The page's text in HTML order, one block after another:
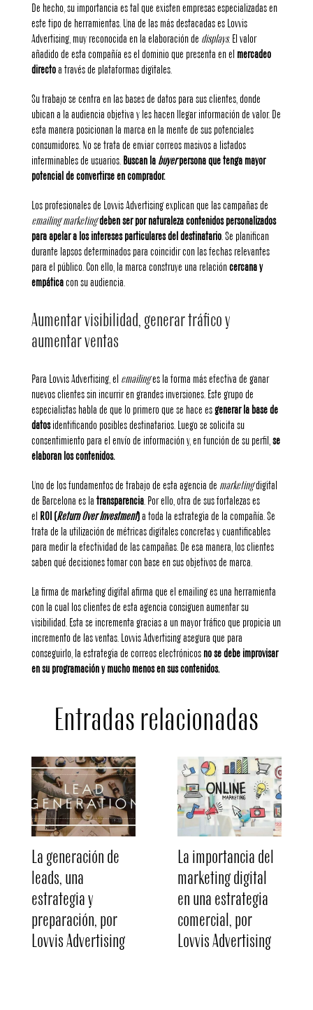
De hecho, su importancia es tal que existen empresas especializadas en
este tipo de herramientas. Una de las más destacadas es Lovvis
Advertising, muy reconocida en la elaboración de displays. El valor
añadido de esta compañía es el dominio que presenta en el mercadeo
directoa través de plataformas digitales.
Su trabajo se centra en las bases de datos para sus clientes, donde
ubican a la audiencia objetiva y les hacen llegar información de valor. De
esta manera posicionan la marca en la mente de sus potenciales
consumidores. No se trata de enviar correos masivos a listados
interminables de usuarios. Buscan la buyerpersona que tenga mayor
potencial de convertirse en comprador.
Los profesionales de Lovvis Advertising explican que las campañas de
emailing marketingdeben ser por naturaleza contenidos personalizados
para apelar a los intereses particulares del destinatario. Se planifican
durante lapsos determinados para coincidir con las fechas relevantes
para el público. Con ello, la marca construye una relacióncercana y
empáticacon su audiencia.
Aumentar visibilidad, generar tráfico y
aumentar ventas
Para Lovvis Advertising, el emailinges la forma más efectiva de ganar
nuevos clientes sin incurrir en grandes inversiones. Este grupo de
especialistas habla de que lo primero que se hace esgenerar la base de
datosidentificando posibles destinatarios. Luego se solicita su
consentimiento para el envío de información y, en función de su perfil,se
elaboran los contenidos.
Uno de los fundamentos de trabajo de esta agencia de marketingdigital
de Barcelona es la transparencia. Por ello, otra de sus fortalezas es
el ROI (Return Over Investment)a toda la estrategia de la compañía. Se
trata de la utilización de métricas digitales concretas y cuantificables
para medir la efectividad de las campañas. De esa manera, los clientes
saben qué decisiones tomar con base en sus objetivos de marca.
La firma de marketing digital afirma que el emailing es una herramienta
con la cual los clientes de esta agencia consiguen aumentar su
visibilidad. Esta se incrementa gracias a un mayor tráfico que propicia un
incremento de las ventas. Lovvis Advertising asegura que para
conseguirlo, la estrategia de correos electrónicos no se debe improvisar
en su programación y mucho menos en sus contenidos.
Entradas relacionadas
La generación de
leads, una
estrategia y
preparación, por
Lovvis Advertising
La importancia del
marketing digital
en una estrategia
comercial, por
Lovvis Advertising